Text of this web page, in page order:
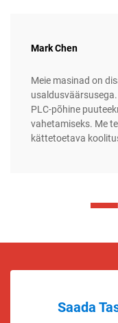
Mark Chen
Meie masinad on
PLC-põhine
vahetamiseks. Me
kättetoetava
Saada